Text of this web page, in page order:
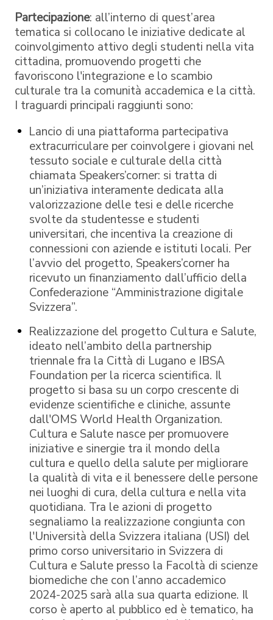
Partecipazione: all’interno di quest’area
tematica si collocano le iniziative dedicate al
coinvolgimento attivo degli studenti nella vita
cittadina, promuovendo progetti che
favoriscono l'integrazione e lo scambio
culturale tra la comunità accademica e la città.
I traguardi principali raggiunti sono:
Lancio di una piattaforma partecipativa
extracurriculare per coinvolgere i giovani nel
tessuto sociale e culturale della città
chiamata Speakers’corner: si tratta di
un’iniziativa interamente dedicata alla
valorizzazione delle tesi e delle ricerche
svolte da studentesse e studenti
universitari, che incentiva la creazione di
connessioni con aziende e istituti locali. Per
l’avvio del progetto, Speakers’corner ha
ricevuto un finanziamento dall’ufficio della
Confederazione “Amministrazione digitale
Svizzera”.
Realizzazione del progetto Cultura e Salute,
ideato nell’ambito della partnership
triennale fra la Città di Lugano e IBSA
Foundation per la ricerca scientifica. Il
progetto si basa su un corpo crescente di
evidenze scientifiche e cliniche, assunte
dall'OMS World Health Organization.
Cultura e Salute nasce per promuovere
iniziative e sinergie tra il mondo della
cultura e quello della salute per migliorare
la qualità di vita e il benessere delle persone
nei luoghi di cura, della cultura e nella vita
quotidiana. Tra le azioni di progetto
segnaliamo la realizzazione congiunta con
l'Università della Svizzera italiana (USI) del
primo corso universitario in Svizzera di
Cultura e Salute presso la Facoltà di scienze
biomediche che con l’anno accademico
2024-2025 sarà alla sua quarta edizione. Il
corso è aperto al pubblico ed è tematico, ha